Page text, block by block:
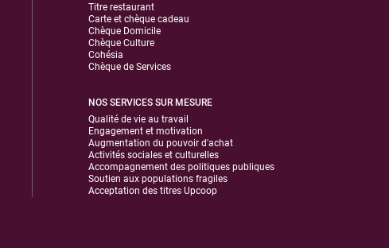
Titre restaurant
Carte et chèque cadeau
Chèque Domicile
Chèque Culture
Cohésia
Chèque de Services
NOS SERVICES SUR MESURE
Qualité de vie au travail
Engagement et motivation
Augmentation du pouvoir d'achat
Activités sociales et culturelles
Accompagnement des politiques publiques
Soutien aux populations fragiles
Acceptation des titres Upcoop